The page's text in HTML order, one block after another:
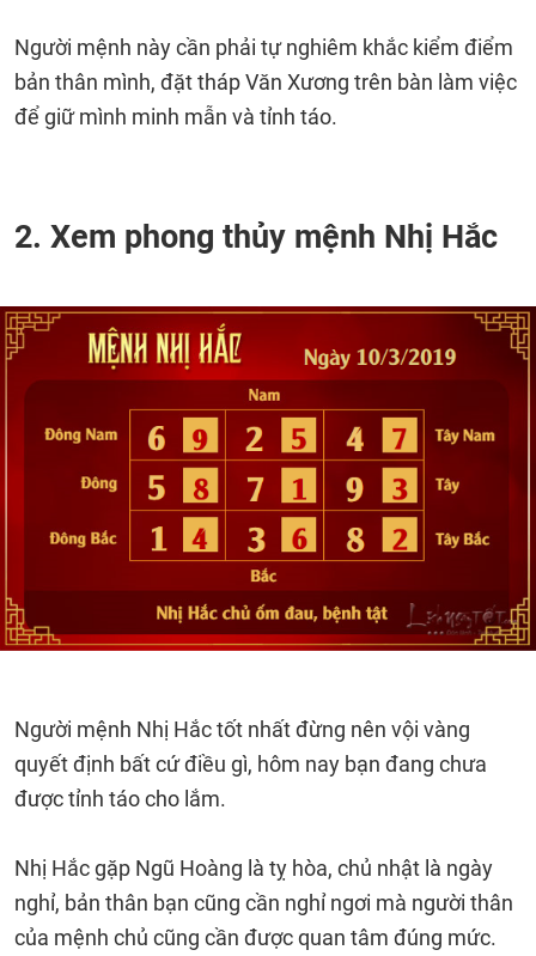
Người mệnh này cần phải tự nghiêm khắc kiểm điểm
bản thân mình, đặt tháp Văn Xương trên bàn làm việc
để giữ mình minh mẫn và tỉnh táo.
2. Xem phong thủy mệnh Nhị Hắc
Người mệnh Nhị Hắc tốt nhất đừng nên vội vàng
quyết định bất cứ điều gì, hôm nay bạn đang chưa
được tỉnh táo cho lắm.
Nhị Hắc gặp Ngũ Hoàng là tỵ hòa, chủ nhật là ngày
nghỉ, bản thân bạn cũng cần nghỉ ngơi mà người thân
của mệnh chủ cũng cần được quan tâm đúng mức.